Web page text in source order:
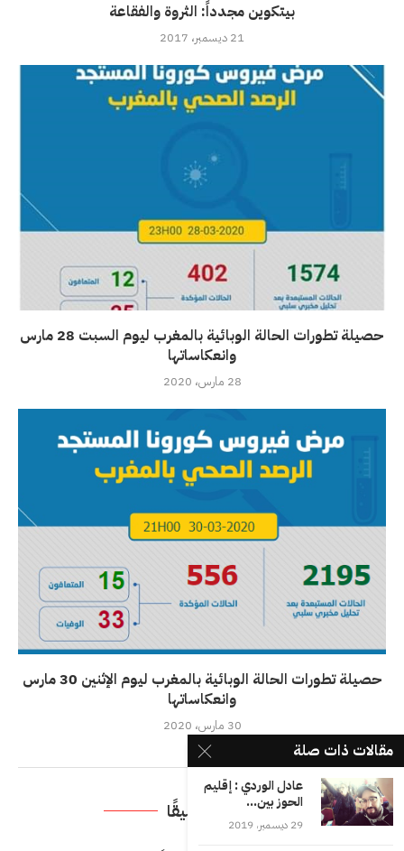
بيتكوين مجدداً: الثروة والفقاعة
21 ديسمبر، 2017
حصيلة تطورات الحالة الوبائية بالمغرب ليوم السبت 28 مارس
وانعكاساتها
28 مارس، 2020
حصيلة تطورات الحالة الوبائية بالمغرب ليوم الإثنين 30 مارس
وانعكاساتها
30 مارس، 2020
اترك تعليقًا
مقالات ذات صلة
عادل الوردي : إقليم
الحوز بين...
29 ديسمبر، 2019